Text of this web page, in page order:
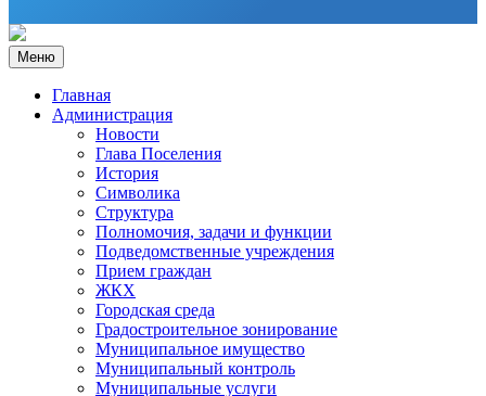
Меню
Главная
Администрация
Новости
Глава Поселения
История
Символика
Структура
Полномочия, задачи и функции
Подведомственные учреждения
Прием граждан
ЖКХ
Городская среда
Градостроительное зонирование
Муниципальное имущество
Муниципальный контроль
Муниципальные услуги